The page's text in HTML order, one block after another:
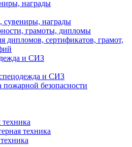
награды
сувениры, награды
грамоты, дипломы
дипломов, сертификатов, грамот,
и СИЗ
и СИЗ
пожарной безопасности
техника